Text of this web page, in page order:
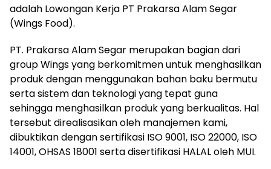
adalah Lowongan Kerja PT Prakarsa Alam Segar
(Wings Food).
PT. Prakarsa Alam Segar merupakan bagian dari
group Wings yang berkomitmen untuk menghasilkan
produk dengan menggunakan bahan baku bermutu
serta sistem dan teknologi yang tepat guna
sehingga menghasilkan produk yang berkualitas. Hal
tersebut direalisasikan oleh manajemen kami,
dibuktikan dengan sertifikasi ISO 9001, ISO 22000, ISO
14001, OHSAS 18001 serta disertifikasi HALAL oleh MUI.